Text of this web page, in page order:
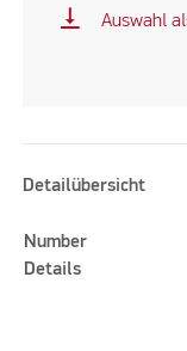
vertical_align_bottom Auswahl
Detailübersicht
Number
Details